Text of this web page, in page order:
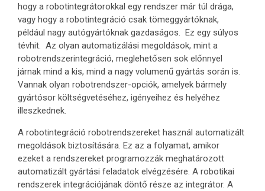
hogy a robotintegrátorokkal egy rendszer már túl drága,
vagy hogy a robotintegráció csak tömeggyártóknak,
például nagy autógyártóknak gazdaságos. Ez egy súlyos
tévhit. Az olyan automatizálási megoldások, mint a
robotrendszerintegráció, meglehetősen sok előnnyel
járnak mind a kis, mind a nagy volumenű gyártás során is.
Vannak olyan robotrendszer-opciók, amelyek bármely
gyártósor költségvetéséhez, igényeihez és helyéhez
illeszkednek.
A robotintegráció robotrendszereket használ automatizált
megoldások biztosítására. Ez az a folyamat, amikor
ezeket a rendszereket programozzák meghatározott
automatizált gyártási feladatok elvégzésére. A robotikai
rendszerek integrációjának döntő része az integrátor. A